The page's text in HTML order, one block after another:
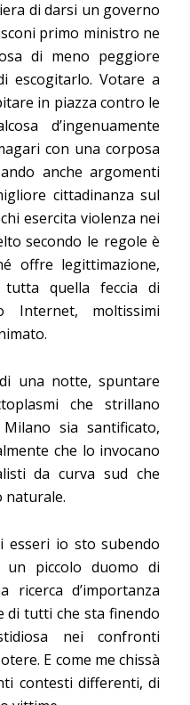
di darsi un governo
primo ministro ne
di meno peggiore
escogitarlo. Votare a
in piazza contro le
d’ingenuamente
con una corposa
anche argomenti
cittadinanza sul
esercita violenza nei
secondo le regole è
offre legittimazione,
quella feccia di
Internet, moltissimi
una notte, spuntare
che strillano
sia santificato,
che lo invocano
da curva sud che
naturale.
esseri io sto subendo
piccolo duomo di
ricerca d’importanza
di tutti che sta finendo
nei confronti
E come me chissà
contesti differenti, di